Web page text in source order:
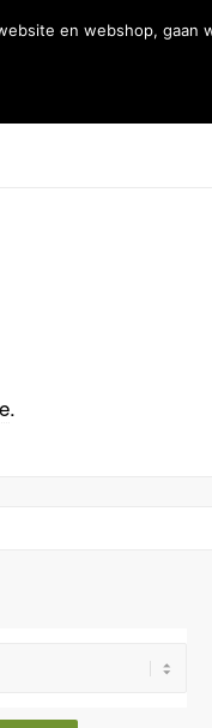
.
en webshop, gaan